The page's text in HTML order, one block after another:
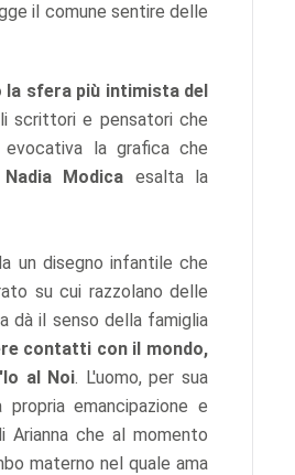
il comune sentire delle
la sfera più intimista del
scrittori e pensatori che
la grafica che
Nadia Modica esalta la
un disegno infantile che
su cui razzolano delle
dà il senso della famiglia
contatti con il mondo,
al Noi. L'uomo, per sua
emancipazione e
Arianna che al momento
materno nel quale ama